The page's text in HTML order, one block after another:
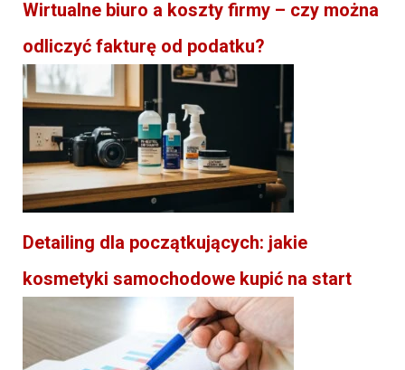
Wirtualne biuro a koszty firmy – czy można
odliczyć fakturę od podatku?
Detailing dla początkujących: jakie
kosmetyki samochodowe kupić na start